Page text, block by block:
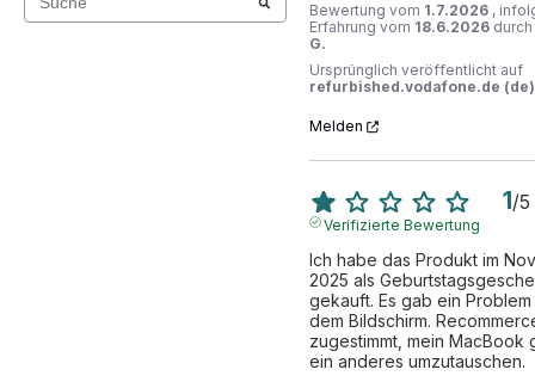
Bewertung vom 1.7.2026 ,
Erfahrung vom 18.6.2026 durch
G.
Ursprünglich veröffentlicht auf
refurbished.vodafone.de (de)
Melden
1/5
Verifizierte Bewertung
Ich habe das Produkt im
2025 als
gekauft. Es gab ein Problem
dem Bildschirm.
zugestimmt, mein MacBook
ein anderes umzutauschen.